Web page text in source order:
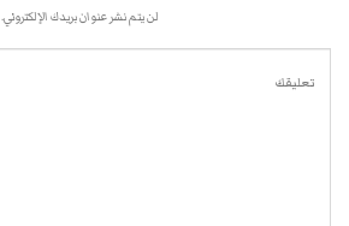
لن يتم نشر عنوان بريدك الإلكتروني.